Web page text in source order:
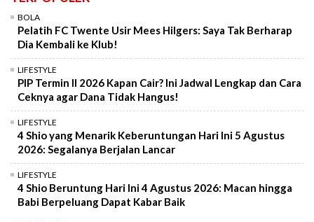
BOLA
Pelatih FC Twente Usir Mees Hilgers: Saya Tak Berharap
Dia Kembali ke Klub!
LIFESTYLE
PIP Termin II 2026 Kapan Cair? Ini Jadwal Lengkap dan Cara
Ceknya agar Dana Tidak Hangus!
LIFESTYLE
4 Shio yang Menarik Keberuntungan Hari Ini 5 Agustus
2026: Segalanya Berjalan Lancar
LIFESTYLE
4 Shio Beruntung Hari Ini 4 Agustus 2026: Macan hingga
Babi Berpeluang Dapat Kabar Baik